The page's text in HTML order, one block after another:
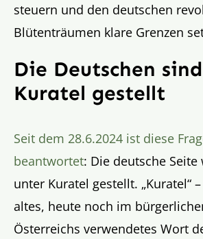
steuern und den deutschen
Blütenträumen klare Grenzen
Die Deutschen
Kuratel gestellt
Seit dem 28.6.2024 ist diese
beantwortet: Die deutsche
unter Kuratel gestellt. „Kuratel“
altes, heute noch im
Österreichs verwendetes Wort